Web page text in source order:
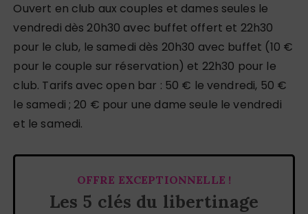
Ouvert en club aux couples et dames seules le
vendredi dès 20h30 avec buffet offert et 22h30
pour le club, le samedi dès 20h30 avec buffet (10 €
pour le couple sur réservation) et 22h30 pour le
club. Tarifs avec open bar : 50 € le vendredi, 50 €
le samedi ; 20 € pour une dame seule le vendredi
et le samedi.
OFFRE EXCEPTIONNELLE !
Les 5 clés du libertinage